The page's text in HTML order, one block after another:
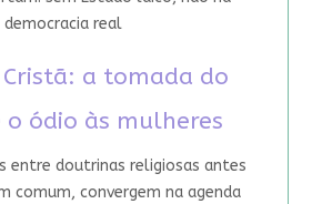
democracia real
Cristã: a tomada do
o ódio às mulheres
entre doutrinas religiosas antes
comum, convergem na agenda